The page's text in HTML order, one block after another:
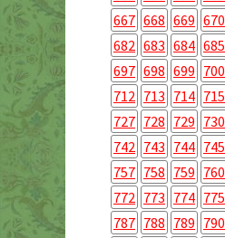
667 668 669 670
682 683 684 685
697 698 699 700
712 713 714 715
727 728 729 730
742 743 744 745
757 758 759 760
772 773 774 775
787 788 789 790